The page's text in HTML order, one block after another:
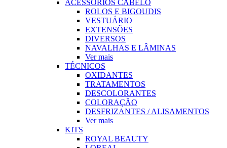
ACESSORIOS CABELO
ROLOS E BIGOUDIS
VESTUÁRIO
EXTENSÕES
DIVERSOS
NAVALHAS E LÂMINAS
Ver mais
TÉCNICOS
OXIDANTES
TRATAMENTOS
DESCOLORANTES
COLORAÇÃO
DESFRIZANTES / ALISAMENTOS
Ver mais
KITS
ROYAL BEAUTY